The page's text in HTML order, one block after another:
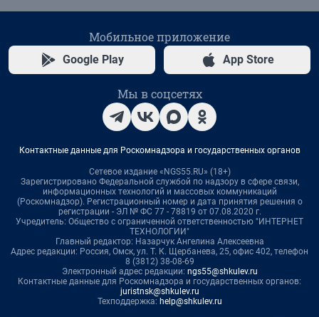
Мобильное приложение
Google Play App Store
Мы в соцсетях
Контактные данные для Роскомнадзора и государственных органов
Сетевое издание «NGS55.RU» (18+)
Зарегистрировано Федеральной службой по надзору в сфере связи,
информационных технологий и массовых коммуникаций
(Роскомнадзор). Регистрационный номер и дата принятия решения о
регистрации - ЭЛ № ФС 77 - 78819 от 07.08.2020 г.
Учредитель: Общество с ограниченной ответственностью "ИНТЕРНЕТ
ТЕХНОЛОГИИ"
Главный редактор: Назарчук Ангелина Алексеевна
Адрес редакции: Россия, Омск, ул. Т. К. Щербанева, 25, офис 402, телефон
8 (3812) 38-08-69
Электронный адрес редакции: ngs55@shkulev.ru
Контактные данные для Роскомнадзора и государственных органов:
juristnsk@shkulev.ru
Техподдержка: help@shkulev.ru